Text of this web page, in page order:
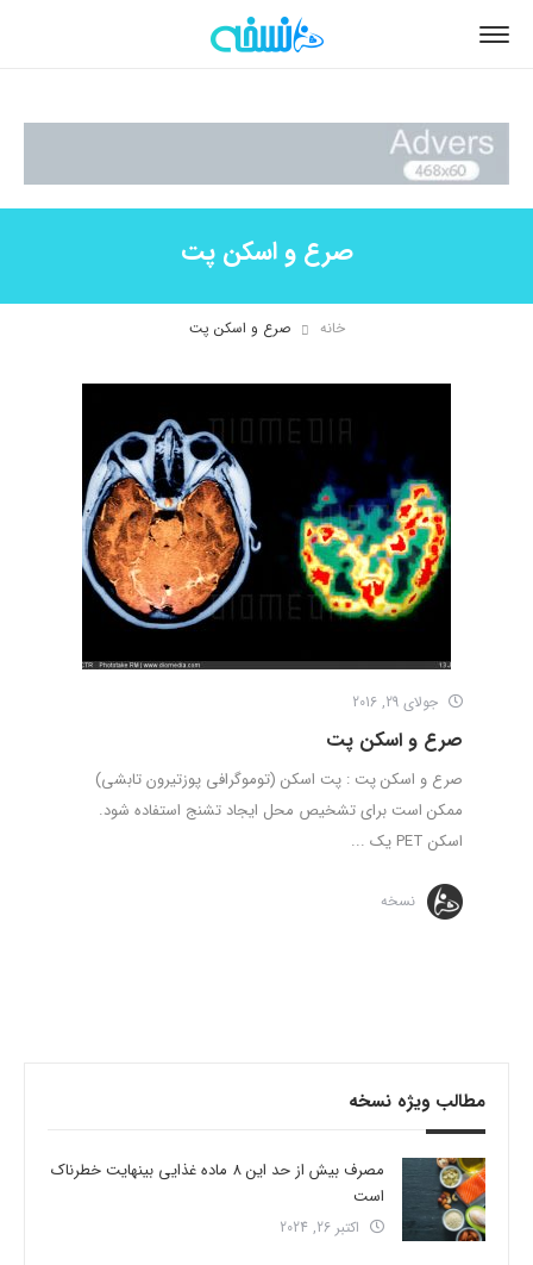
صرع و اسکن پت
خانه صرع و اسکن پت
جولای 29, 2016
صرع و اسکن پت
صرع و اسکن پت : پت اسکن (توموگرافی پوزتیرون تابشی)
ممکن است برای تشخیص محل ایجاد تشنج استفاده شود.
اسکن PET یک ...
نسخه
مطالب ویژه نسخه
مصرف بیش از حد این 8 ماده غذایی بینهایت خطرناک
است
اکتبر 26, 2024